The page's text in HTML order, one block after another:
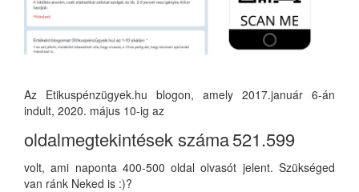
Az Etikuspénzügyek.hu blogon, amely 2017.január 6-án
indult, 2020. május 10-ig az
oldalmegtekintések száma521.599
volt, ami naponta 400-500 oldal olvasót jelent. Szükséged
van ránk Neked is :)?